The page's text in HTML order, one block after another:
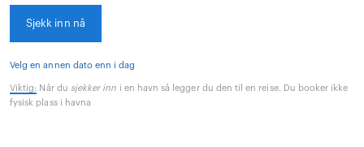
Sjekk inn nå
Velg en annen dato enn i dag
Viktig: Når du sjekker inn i en havn så legger du den til en reise. Du booker ikke
fysisk plass i havna